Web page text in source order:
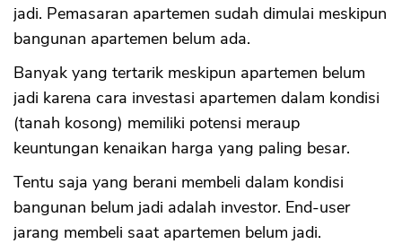
jadi. Pemasaran apartemen sudah dimulai meskipun
bangunan apartemen belum ada.
Banyak yang tertarik meskipun apartemen belum
jadi karena cara investasi apartemen dalam kondisi
(tanah kosong) memiliki potensi meraup
keuntungan kenaikan harga yang paling besar.
Tentu saja yang berani membeli dalam kondisi
bangunan belum jadi adalah investor. End-user
jarang membeli saat apartemen belum jadi.